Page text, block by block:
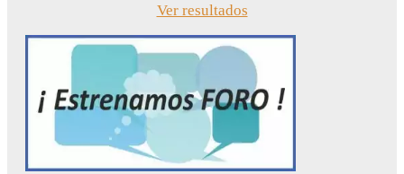
Ver resultados